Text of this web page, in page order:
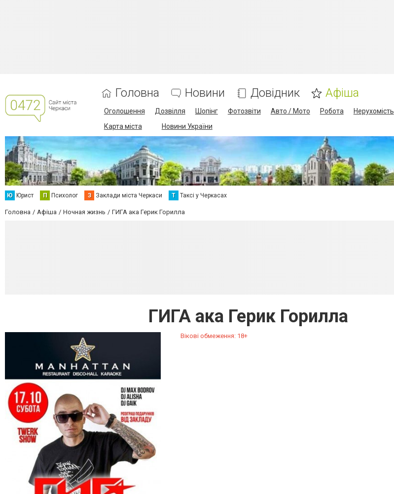
Головна Новини Довідник Афіша
Оголошення Дозвілля Шопінг Фотозвіти Авто / Мото Робота Нерухомість
Карта міста
Новини України
Ю Юрист П Психолог З Заклади міста Черкаси Т Таксі у Черкасах
Головна Афіша Ночная жизнь ГИГА ака Герик Горилла
ГИГА ака Герик Горилла
Вікові обмеження: 18+